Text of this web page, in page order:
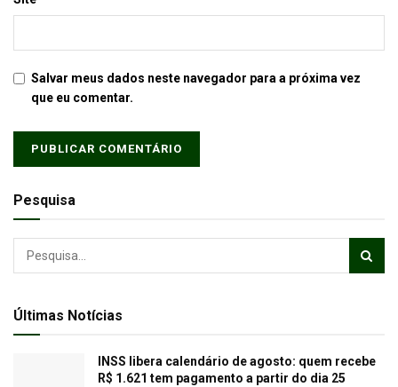
Salvar meus dados neste navegador para a próxima vez
que eu comentar.
Pesquisa
Últimas Notícias
INSS libera calendário de agosto: quem recebe
R$ 1.621 tem pagamento a partir do dia 25